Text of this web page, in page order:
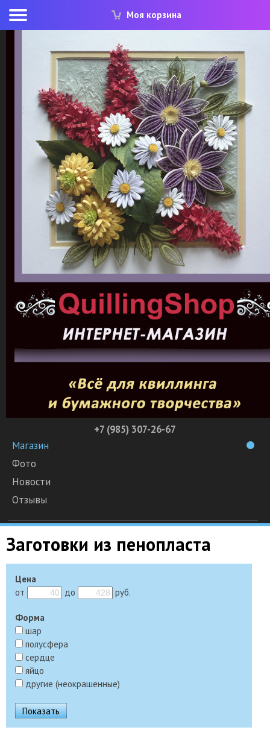
Моя корзина
+7 (985) 307-26-67
Магазин
Фото
Новости
Отзывы
Заготовки из пенопласта
Цена
от
до руб.
Форма
шар
полусфера
сердце
яйцо
другие (неокрашенные)